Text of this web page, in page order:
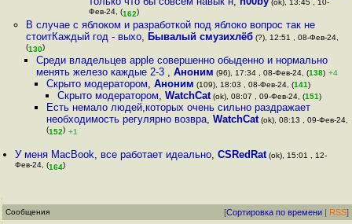
(ok), 13:45 , 10-
Фев-24, (162)
В случае с яблоком и разработкой под яблоко вопрос так не
стоитКаждый год - выхо, Бывалый смузихлёб(?), 12:51 , 08-Фев-24,
(130)
Среди владельцев apple совершенно обыденно и нормально
менять железо каждые 2-3 , Аноним (96), 17:34 , 08-Фев-24, (138) +4
Скрыто модератором,Аноним (109), 18:03 , 08-Фев-24, (141)
Скрыто модератором, WatchCat(ok), 08:07 , 09-Фев-24, (151)
Есть немало людей,которых очень сильно раздражает
необходимость регулярно возвра,WatchCat (ok), 08:13 , 09-Фев-24,
(152) +1
У меня MacBook, все работает идеально,CSRedRat (ok), 15:01 , 12-
Фев-24, (164)
Сообщения [Сортировка по времени | RSS]